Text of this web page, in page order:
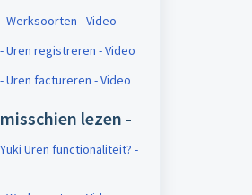
Werksoorten - Video
Uren registreren - Video
Uren factureren - Video
lezen -
Uren functionaliteit? -